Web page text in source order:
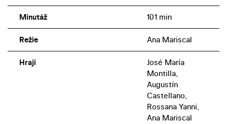
Minutáž 101 min
Režie Ana Mariscal
Hrají
José María
Montilla,
Augustín
Castellano,
Rossana Yanni,
Ana Mariscal